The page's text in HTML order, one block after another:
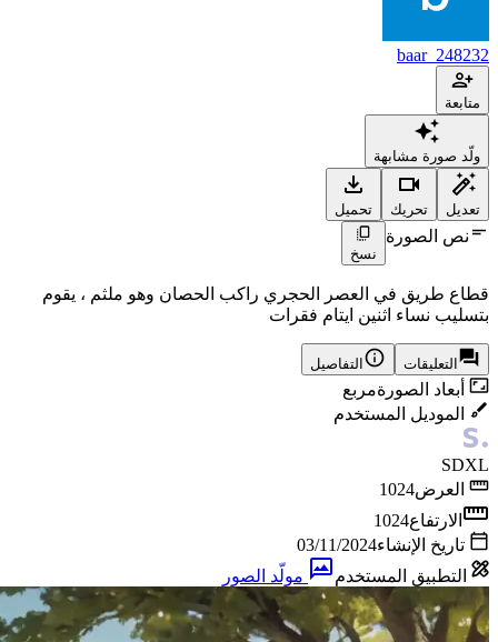
baar_248232
متابعة
ولّد صورة مشابهة
تعديل تحريك تحميل
نص الصورة
نسخ
قطاع طريق في العصر الحجري راكب الحصان وهو ملثم ، يقوم
بتسليب نساء اثنين ايتام فقرات
التعليقات التفاصيل
أبعاد الصورةمربع
الموديل المستخدم
SDXL
العرض1024
الارتفاع1024
تاريخ الإنشاء03/11/2024
التطبيق المستخدم
مولّد الصور